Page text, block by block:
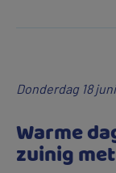
Donderdag 18
Warme
zuinig